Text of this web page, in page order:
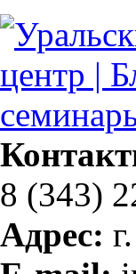
8 (343)
Адрес: